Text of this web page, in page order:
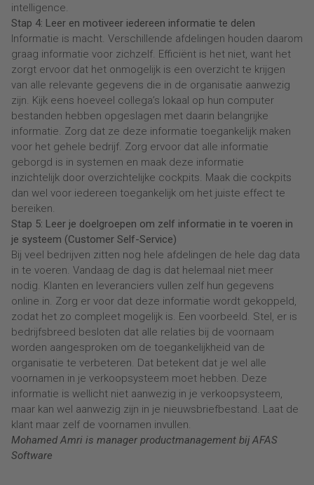
intelligence.
Stap 4: Leer en motiveer iedereen informatie te delen
Informatie is macht. Verschillende afdelingen houden daarom
graag informatie voor zichzelf. Efficiënt is het niet, want het
zorgt ervoor dat het onmogelijk is een overzicht te krijgen
van alle relevante gegevens die in de organisatie aanwezig
zijn. Kijk eens hoeveel collega’s lokaal op hun computer
bestanden hebben opgeslagen met daarin belangrijke
informatie. Zorg dat ze deze informatie toegankelijk maken
voor het gehele bedrijf. Zorg ervoor dat alle informatie
geborgd is in systemen en maak deze informatie
inzichtelijk door overzichtelijke cockpits. Maak die cockpits
dan wel voor iedereen toegankelijk om het juiste effect te
bereiken.
Stap 5: Leer je doelgroepen om zelf informatie in te voeren in
je systeem (Customer Self-Service)
Bij veel bedrijven zitten nog hele afdelingen de hele dag data
in te voeren. Vandaag de dag is dat helemaal niet meer
nodig. Klanten en leveranciers vullen zelf hun gegevens
online in. Zorg er voor dat deze informatie wordt gekoppeld,
zodat het zo compleet mogelijk is. Een voorbeeld. Stel, er is
bedrijfsbreed besloten dat alle relaties bij de voornaam
worden aangesproken om de toegankelijkheid van de
organisatie te verbeteren. Dat betekent dat je wel alle
voornamen in je verkoopsysteem moet hebben. Deze
informatie is wellicht niet aanwezig in je verkoopsysteem,
maar kan wel aanwezig zijn in je nieuwsbriefbestand. Laat de
klant maar zelf de voornamen invullen.
Mohamed Amri is manager productmanagement bij AFAS
Software